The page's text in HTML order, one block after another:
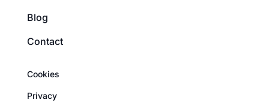
Blog
Contact
Cookies
Privacy